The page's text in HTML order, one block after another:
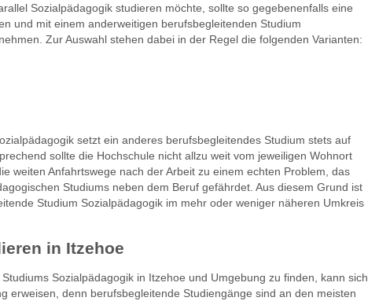
Sozialpädagogik studieren möchte, sollte so gegebenenfalls eine
und mit einem anderweitigen berufsbegleitenden Studium
Zur Auswahl stehen dabei in der Regel die folgenden Varianten:
setzt ein anderes berufsbegleitendes Studium stets auf
sollte die Hochschule nicht allzu weit vom jeweiligen Wohnort
weiten Anfahrtswege nach der Arbeit zu einem echten Problem, das
Studiums neben dem Beruf gefährdet. Aus diesem Grund ist
Studium Sozialpädagogik im mehr oder weniger näheren Umkreis
in Itzehoe
Sozialpädagogik in Itzehoe und Umgebung zu finden, kann sich
erweisen, denn berufsbegleitende Studiengänge sind an den meisten